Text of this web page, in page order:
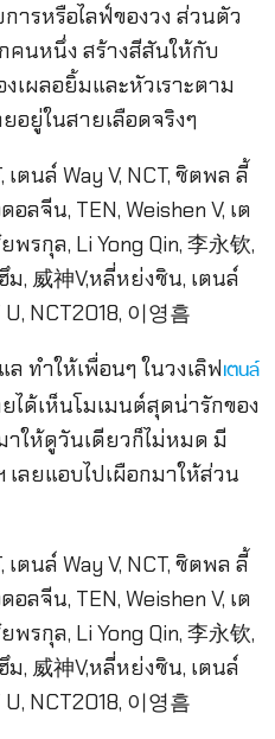
ารหรือไลฟ์ของวง ส่วนตัว
นหนึ่ง สร้างสีสันให้กับ
เผลอยิ้มและหัวเราะตาม
อยู่ในสายเลือดจริงๆ
ทำให้เพื่อนๆ ในวงเลิฟเตนล์
ได้เห็นโมเมนต์สุดน่ารักของ
าให้ดูวันเดียวก็ไม่หมด มี
ลยแอบไปเผือกมาให้ส่วน